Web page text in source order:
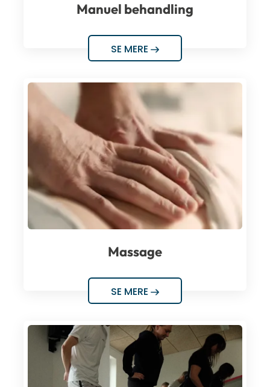
Manuel behandling
SE MERE
Massage
SE MERE